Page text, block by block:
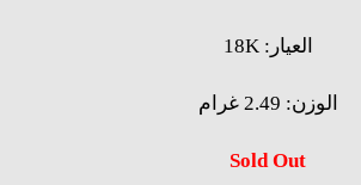
18K :العيار
الوزن: 2.49 غرام
Sold Out